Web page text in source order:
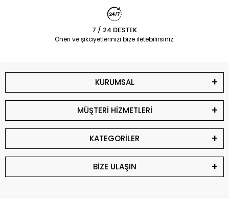
7 / 24 DESTEK
Öneri ve şikayetlerinizi bize iletebilirsiniz.
KURUMSAL
MÜŞTERİ HİZMETLERİ
KATEGORİLER
BİZE ULAŞIN